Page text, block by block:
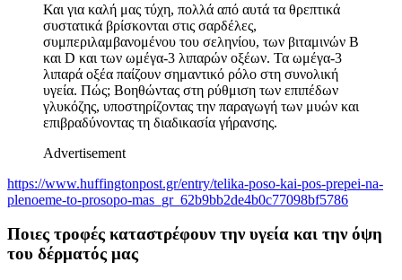
Και για καλή μας τύχη, πολλά από αυτά τα θρεπτικά
συστατικά βρίσκονται στις σαρδέλες,
συμπεριλαμβανομένου του σεληνίου, των βιταμινών Β
και D και των ωμέγα-3 λιπαρών οξέων. Τα ωμέγα-3
λιπαρά οξέα παίζουν σημαντικό ρόλο στη συνολική
υγεία. Πώς; Βοηθώντας στη ρύθμιση των επιπέδων
γλυκόζης, υποστηρίζοντας την παραγωγή των μυών και
επιβραδύνοντας τη διαδικασία γήρανσης.
Advertisement
https://www.huffingtonpost.gr/entry/telika-poso-kai-pos-prepei-na-
plenoeme-to-prosopo-mas_gr_62b9bb2de4b0c77098bf5786
Ποιες τροφές καταστρέφουν την υγεία και την όψη
του δέρματός μας